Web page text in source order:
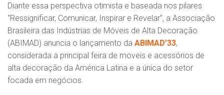
Diante essa perspectiva otimista e baseada nos pilares
“Ressignificar, Comunicar, Inspirar e Revelar”, a Associação
Brasileira das Indústrias de Móveis de Alta Decoração
(ABIMAD) anuncia o lançamento da ABIMAD’33,
considerada a principal feira de moveis e acessórios de
alta decoração da América Latina e a única do setor
focada em negócios.